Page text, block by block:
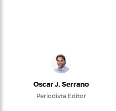
Oscar J. Serrano
Periodista Editor